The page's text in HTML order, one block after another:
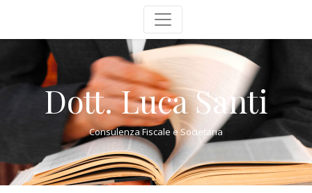
Dott. Luca Santi
Consulenza Fiscale e Societaria